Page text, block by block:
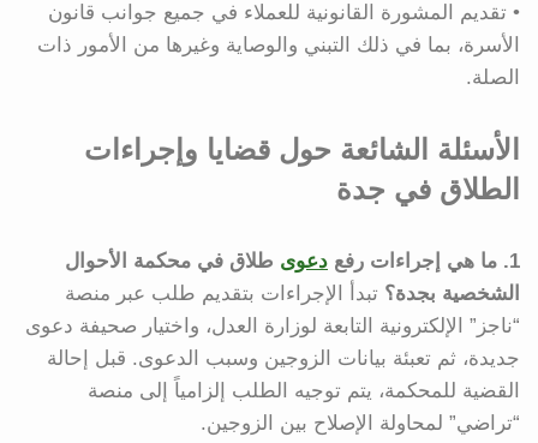
• تقديم المشورة القانونية للعملاء في جميع جوانب قانون
الأسرة، بما في ذلك التبني والوصاية وغيرها من الأمور ذات
الصلة.
الأسئلة الشائعة حول قضايا وإجراءات
الطلاق في جدة
1. ما هي إجراءات رفع دعوى طلاق في محكمة الأحوال
الشخصية بجدة؟ تبدأ الإجراءات بتقديم طلب عبر منصة
“ناجز” الإلكترونية التابعة لوزارة العدل، واختيار صحيفة دعوى
جديدة، ثم تعبئة بيانات الزوجين وسبب الدعوى. قبل إحالة
القضية للمحكمة، يتم توجيه الطلب إلزامياً إلى منصة
“تراضي” لمحاولة الإصلاح بين الزوجين.